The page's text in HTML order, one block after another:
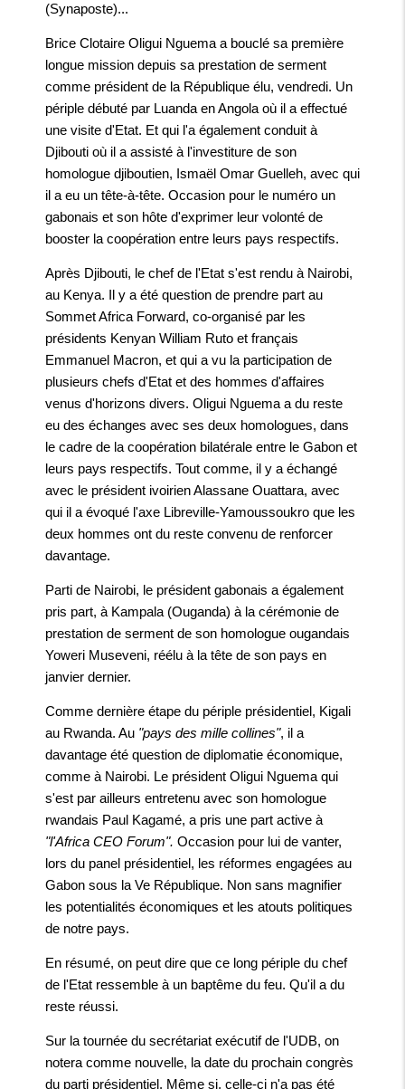
(Synaposte)...
Brice Clotaire Oligui Nguema a bouclé sa première
longue mission depuis sa prestation de serment
comme président de la République élu, vendredi. Un
périple débuté par Luanda en Angola où il a effectué
une visite d'Etat. Et qui l'a également conduit à
Djibouti où il a assisté à l'investiture de son
homologue djiboutien, Ismaël Omar Guelleh, avec qui
il a eu un tête-à-tête. Occasion pour le numéro un
gabonais et son hôte d'exprimer leur volonté de
booster la coopération entre leurs pays respectifs.
Après Djibouti, le chef de l'Etat s'est rendu à Nairobi,
au Kenya. Il y a été question de prendre part au
Sommet Africa Forward, co-organisé par les
présidents Kenyan William Ruto et français
Emmanuel Macron, et qui a vu la participation de
plusieurs chefs d'Etat et des hommes d'affaires
venus d'horizons divers. Oligui Nguema a du reste
eu des échanges avec ses deux homologues, dans
le cadre de la coopération bilatérale entre le Gabon et
leurs pays respectifs. Tout comme, il y a échangé
avec le président ivoirien Alassane Ouattara, avec
qui il a évoqué l'axe Libreville-Yamoussoukro que les
deux hommes ont du reste convenu de renforcer
davantage.
Parti de Nairobi, le président gabonais a également
pris part, à Kampala (Ouganda) à la cérémonie de
prestation de serment de son homologue ougandais
Yoweri Museveni, réélu à la tête de son pays en
janvier dernier.
Comme dernière étape du périple présidentiel, Kigali
au Rwanda. Au "pays des mille collines", il a
davantage été question de diplomatie économique,
comme à Nairobi. Le président Oligui Nguema qui
s'est par ailleurs entretenu avec son homologue
rwandais Paul Kagamé, a pris une part active à
"l'Africa CEO Forum". Occasion pour lui de vanter,
lors du panel présidentiel, les réformes engagées au
Gabon sous la Ve République. Non sans magnifier
les potentialités économiques et les atouts politiques
de notre pays.
En résumé, on peut dire que ce long périple du chef
de l'Etat ressemble à un baptême du feu. Qu'il a du
reste réussi.
Sur la tournée du secrétariat exécutif de l'UDB, on
notera comme nouvelle, la date du prochain congrès
du parti présidentiel. Même si, celle-ci n'a pas été